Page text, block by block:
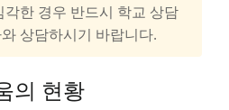
각한 경우 반드시 학교 상담
상담하시기 바랍니다.
의 현황